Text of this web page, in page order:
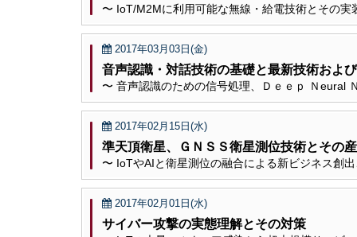
〜 IoT/M2Mに利用可能な無線・給電技術とその実
2017年03月03日(金)
音声認識・対話技術の基礎と最新技術およ
〜 音声認識のための信号処理、Ｄｅｅｐ Ｎ
2017年02月15日(水)
準天頂衛星、ＧＮＳＳ衛星測位技術とその
〜 IoTやAIと衛星測位の融合による新ビジネス創
2017年02月01日(水)
サイバー攻撃の実態理解とその対策